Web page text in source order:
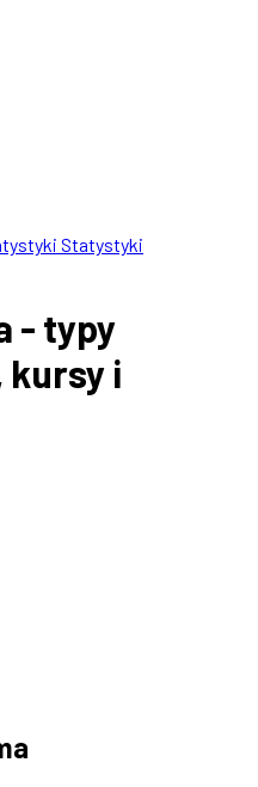
Statystyki
- typy
kursy i